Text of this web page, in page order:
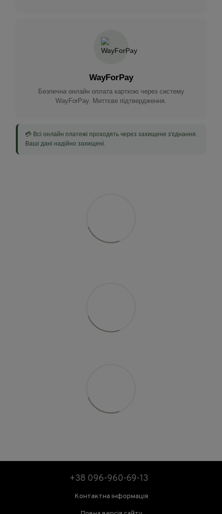
WayForPay
Безпечна онлайн оплата карткою через систему
WayForPay. Миттєве підтвердження.
💳 Всі онлайн платежі проходять через захищене з'єднання.
Ваші дані надійно захищені.
+38 096-960-69-13
Контактна інформація